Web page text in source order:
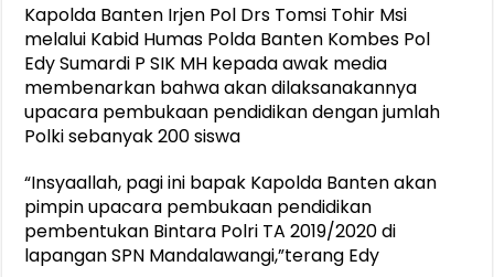
Kapolda Banten Irjen Pol Drs Tomsi Tohir Msi
melalui Kabid Humas Polda Banten Kombes Pol
Edy Sumardi P SIK MH kepada awak media
membenarkan bahwa akan dilaksanakannya
upacara pembukaan pendidikan dengan jumlah
Polki sebanyak 200 siswa
“Insyaallah, pagi ini bapak Kapolda Banten akan
pimpin upacara pembukaan pendidikan
pembentukan Bintara Polri TA 2019/2020 di
lapangan SPN Mandalawangi,”terang Edy